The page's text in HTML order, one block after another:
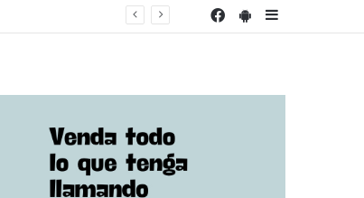
PlayStore
Facebook
Twitter